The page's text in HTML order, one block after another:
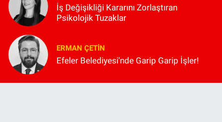
İş Değişikliği Kararını Zorlaştıran
Psikolojik Tuzaklar
ERMAN ÇETIN
Efeler Belediyesi'nde Garip Garip İşler!